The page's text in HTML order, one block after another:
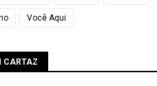
Você Aqui
CARTAZ